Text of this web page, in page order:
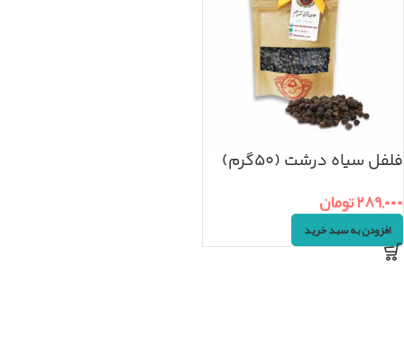
فلفل سیاه درشت (۵۰گرم)
۲۸۹,۰۰۰تومان
افزودن به سبد خرید